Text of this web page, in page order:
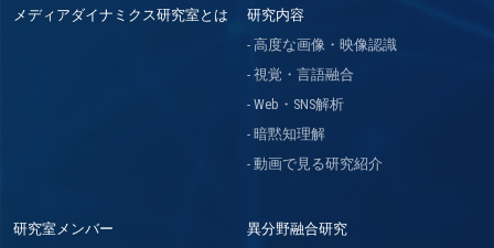
メディアダイナミクス研究室とは
研究内容
高度な画像・映像認識
視覚・言語融合
Web・SNS解析
暗黙知理解
動画で見る研究紹介
研究室メンバー
異分野融合研究